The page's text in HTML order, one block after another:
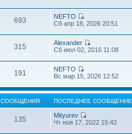
693
NEFTO
Сб апр 18, 2026 20:51
315
Alexander
Сб июл 02, 2016 11:08
191
NEFTO
Вс мар 15, 2026 12:52
СООБЩЕНИЯ ПОСЛЕДНЕЕ СООБЩЕНИЕ
135
Mityurev
Чт ноя 17, 2022 15:42